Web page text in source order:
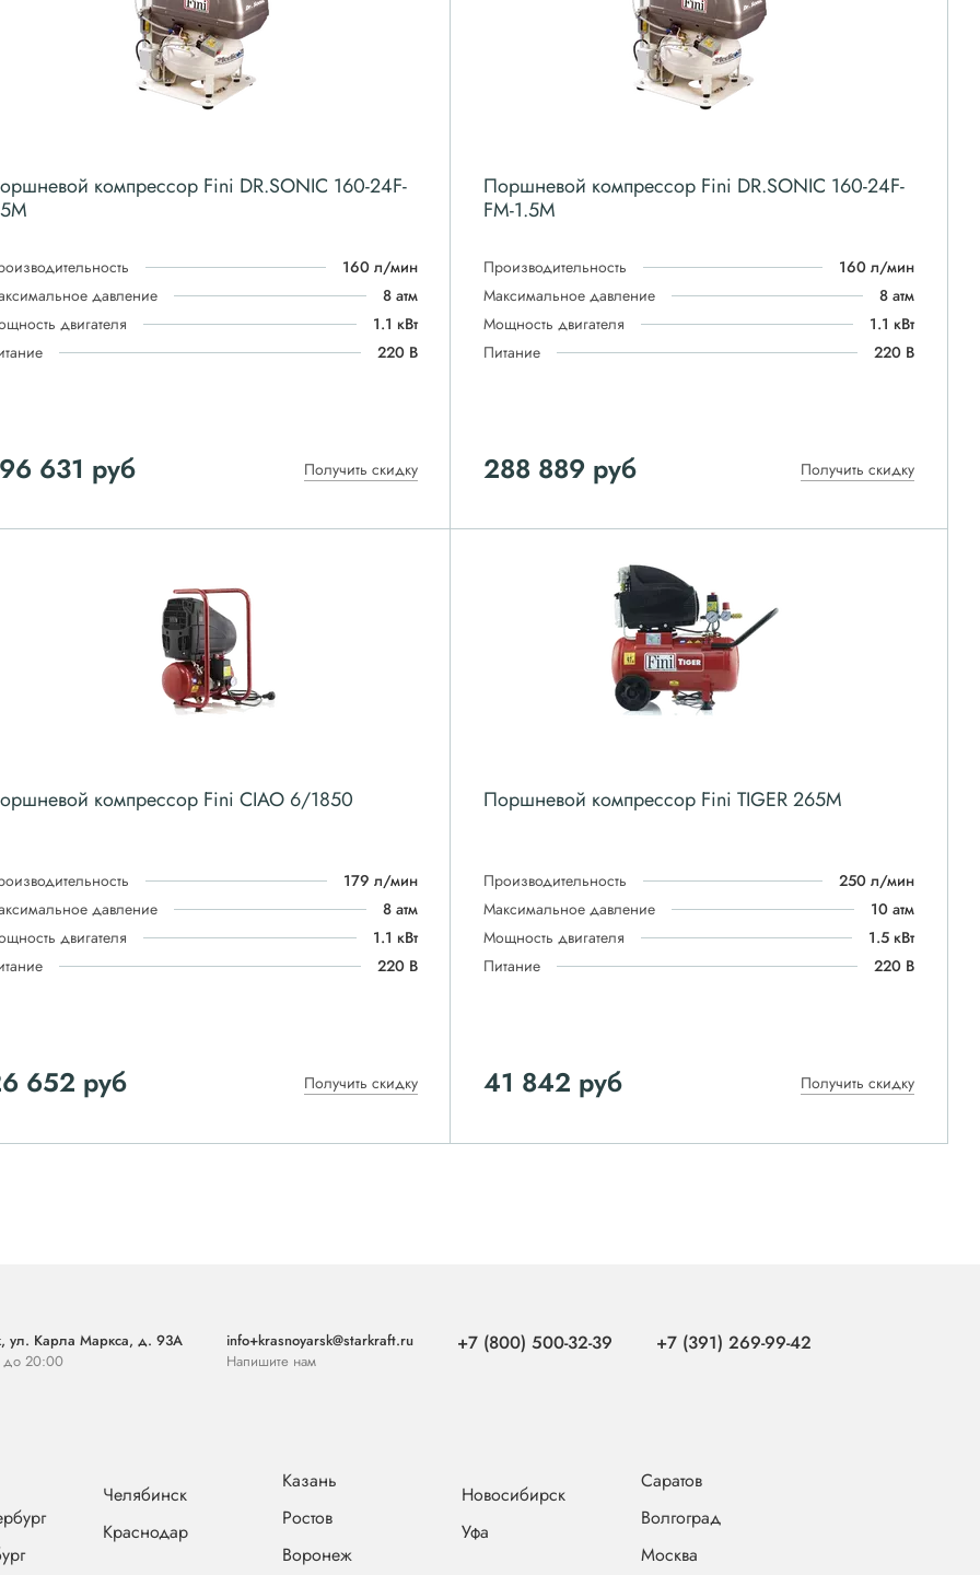
компрессор Fini DR.SONIC 160-24F-
160 л/мин
давление
8 атм
двигателя
1.1 кВт
220 В
631 руб Получить скидку
Поршневой компрессор Fini DR.SONIC 160-24F-
FM-1.5M
Производительность
160 л/мин
Максимальное давление
8 атм
Мощность двигателя
1.1 кВт
Питание
220 В
288 889 руб Получить скидку
компрессор Fini CIAO 6/1850
179 л/мин
давление
8 атм
двигателя
1.1 кВт
220 В
652 руб Получить скидку
Поршневой компрессор Fini TIGER 265M
Производительность
250 л/мин
Максимальное давление
10 атм
Мощность двигателя
1.5 кВт
Питание
220 В
41 842 руб Получить скидку
ул. Карла Маркса, д. 93А
до 20:00
info+krasnoyarsk@starkraft.ru
Напишите нам
+7 (800) 500-32-39 +7 (391) 269-99-42
Челябинск
Краснодар
Казань
Ростов
Воронеж
Новосибирск
Уфа
Саратов
Волгоград
Москва